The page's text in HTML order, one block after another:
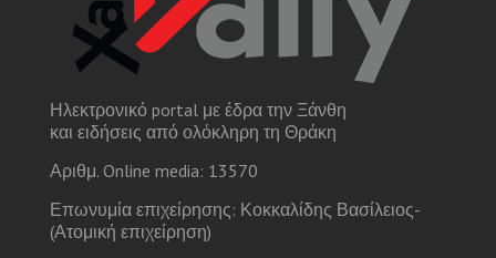
Ηλεκτρονικό portal με έδρα την Ξάνθη
και ειδήσεις από ολόκληρη τη Θράκη
Αριθμ. Online media: 13570
Επωνυμία επιχείρησης: Κοκκαλίδης Βασίλειος-
(Ατομική επιχείρηση)